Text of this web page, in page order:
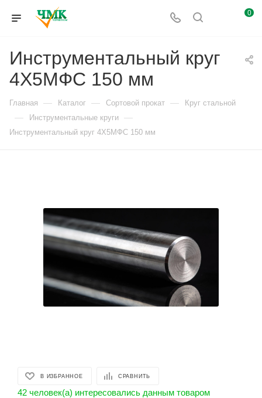
0
Инструментальный круг
4Х5МФС 150 мм
Главная — Каталог — Сортовой прокат — Круг стальной
— Инструментальные круги —
Инструментальный круг 4Х5МФС 150 мм
В ИЗБРАННОЕ СРАВНИТЬ
42 человек(а) интересовались данным товаром